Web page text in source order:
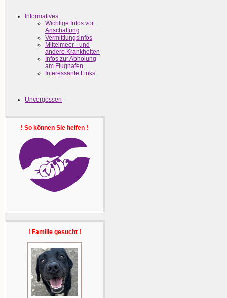
Informatives
Wichtige Infos vor
Anschaffung
Vermittlungsinfos
Mittelmeer - und
andere Krankheiten
Infos zur Abholung
am Flughafen
Interessante Links
Unvergessen
! So können Sie helfen !
! Familie gesucht !